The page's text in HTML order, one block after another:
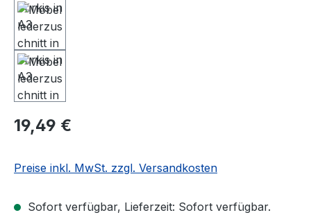
Regulärer Preis:
19,49 €
Preise inkl. MwSt. zzgl. Versandkosten
Sofort verfügbar, Lieferzeit: Sofort verfügbar.